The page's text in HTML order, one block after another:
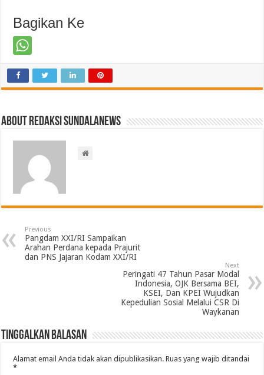
Bagikan Ke
About Redaksi Sundalanews
Previous
Pangdam XXI/RI Sampaikan
Arahan Perdana kepada Prajurit
dan PNS Jajaran Kodam XXI/RI
Next
Peringati 47 Tahun Pasar Modal
Indonesia, OJK Bersama BEI,
KSEI, Dan KPEI Wujudkan
Kepedulian Sosial Melalui CSR Di
Waykanan
Tinggalkan Balasan
Alamat email Anda tidak akan dipublikasikan. Ruas yang wajib ditandai
*